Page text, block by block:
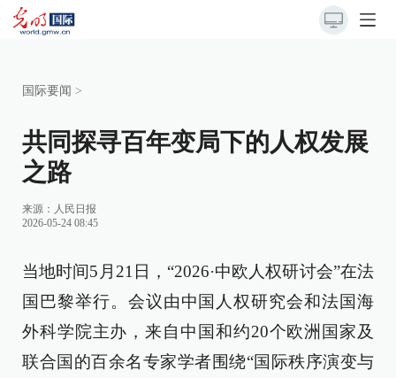
国际要闻 >
共同探寻百年变局下的人权发展
之路
来源： 人民日报
2026-05-24 08:45
当地时间5月21日，“2026·中欧人权研讨会”在法
国巴黎举行。会议由中国人权研究会和法国海
外科学院主办，来自中国和约20个欧洲国家及
联合国的百余名专家学者围绕“国际秩序演变与